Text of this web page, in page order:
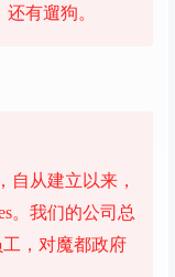
有遛狗。
自从建立以来，
。我们的公司总
，对魔都政府